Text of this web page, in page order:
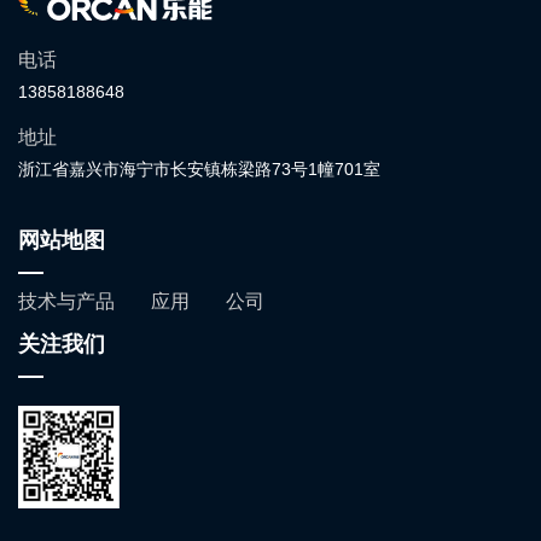
电话
13858188648
地址
浙江省嘉兴市海宁市长安镇栋梁路73号1幢701室
网站地图
技术与产品 应用 公司
关注我们